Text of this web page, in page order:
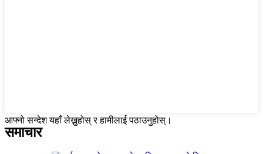
आफ्नो सन्देश यहाँ लेख्नुहोस् र हामीलाई पठाउनुहोस्।
समाचार